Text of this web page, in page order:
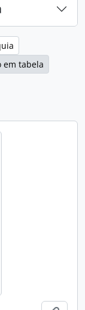
em tabela